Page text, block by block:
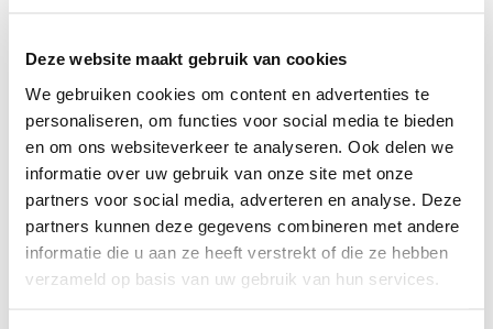
Deze website maakt gebruik van cookies
We gebruiken cookies om content en advertenties te
personaliseren, om functies voor social media te bieden
en om ons websiteverkeer te analyseren. Ook delen we
informatie over uw gebruik van onze site met onze
partners voor social media, adverteren en analyse. Deze
partners kunnen deze gegevens combineren met andere
informatie die u aan ze heeft verstrekt of die ze hebben
verzameld op basis van uw gebruik van hun services.
Binnen verblijf je comfortabel in een warm en praktisch ingericht
huis, terwijl je buiten alle ruimte hebt om te ontspannen in de tuin
of samen te barbecueën. Een plek om tot rust te komen en de
omgeving in je eigen tempo te ontdekken.
Lees meer
Voorzieningen
Algemeen